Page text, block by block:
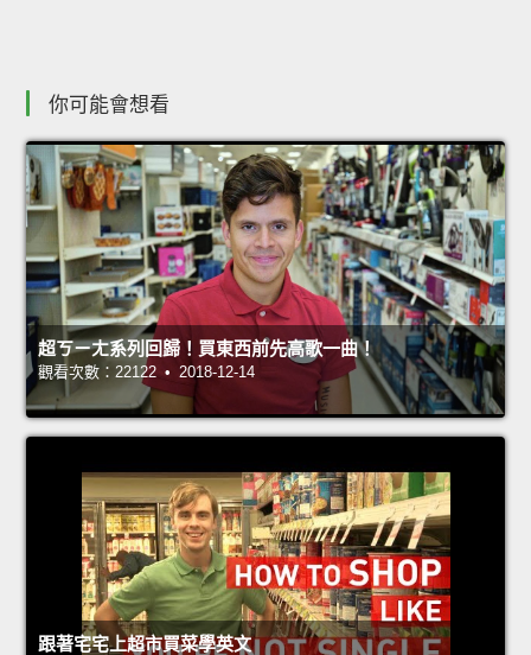
你可能會想看
超ㄎㄧㄤ系列回歸！買東西前先高歌一曲！
觀看次數：22122 • 2018-12-14
跟著宅宅上超市買菜學英文